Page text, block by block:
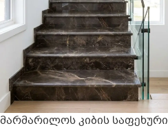
მარმარილოს კიბის საფეხური